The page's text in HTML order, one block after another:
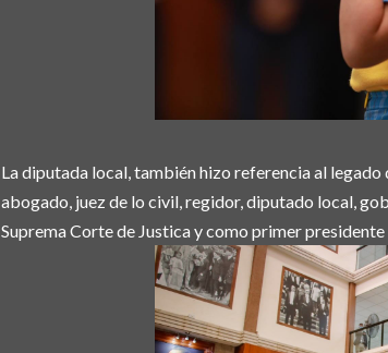
La diputada local, también hizo referencia al legado
abogado, juez de lo civil, regidor, diputado local,
Suprema Corte de Justica y como primer presidente